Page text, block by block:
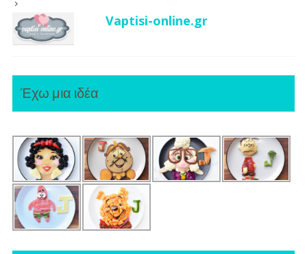
Vaptisi-online.gr
Έχω μια ιδέα